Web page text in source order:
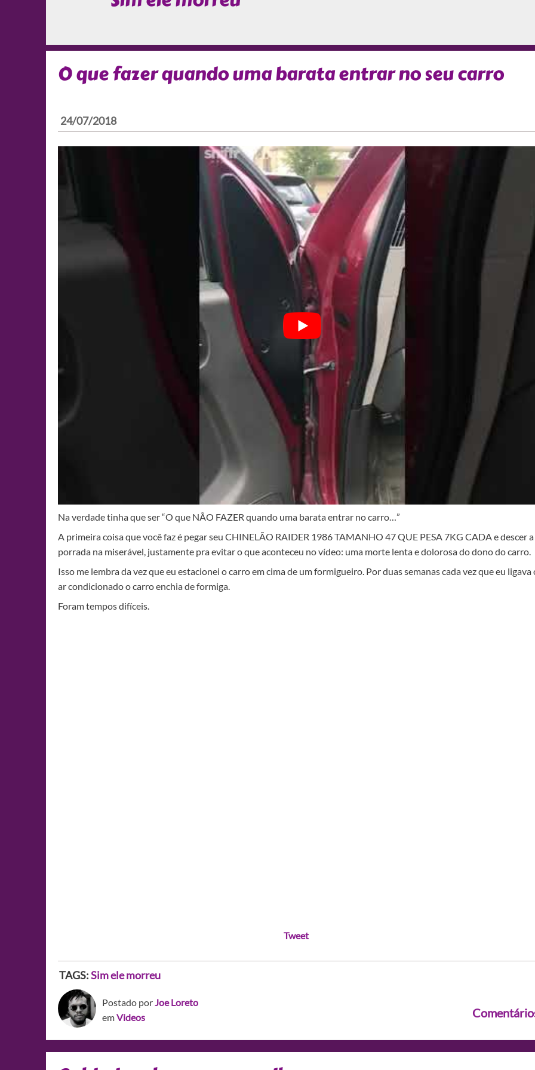
O que fazer quando uma barata entrar no seu carro
24/07/2018
Na verdade tinha que ser “O que NÃO FAZER quando uma barata entrar no carro…”
A primeira coisa que você faz é pegar seu CHINELÃO RAIDER 1986 TAMANHO 47 QUE PESA 7KG CADA e descer a
porrada na miserável, justamente pra evitar o que aconteceu no vídeo: uma morte lenta e dolorosa do dono do carro.
Isso me lembra da vez que eu estacionei o carro em cima de um formigueiro. Por duas semanas cada vez que eu ligava
ar condicionado o carro enchia de formiga.
Foram tempos difíceis.
Tweet
TAGS:Sim ele morreu
Postado porJoe Loreto
emVideos